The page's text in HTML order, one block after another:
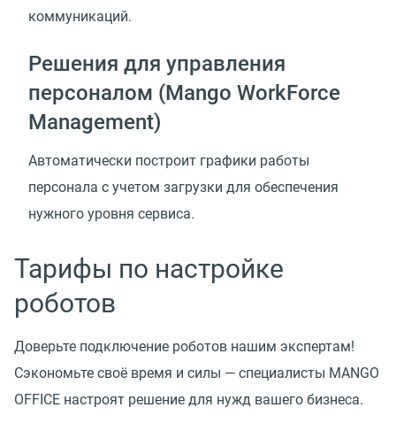
коммуникаций.
Решения для управления
персоналом (Mango WorkForce
Management)
Автоматически построит графики работы
персонала с учетом загрузки для обеспечения
нужного уровня сервиса.
Тарифы по настройке
роботов
Доверьте подключение роботов нашим экспертам!
Сэкономьте своё время и силы — специалисты MANGO
OFFICE настроят решение для нужд вашего бизнеса.